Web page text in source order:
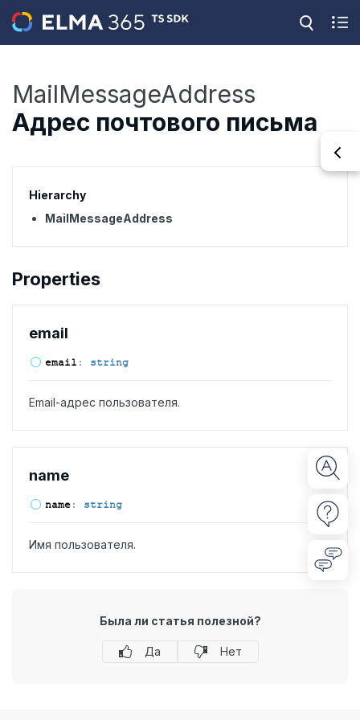
MailMessageAddress
Адрес почтового письма
Hierarchy
MailMessageAddress
Properties
email
email : string
Email-адрес пользователя.
name
name: string
Имя пользователя.
Была ли статья полезной?
Да Нет